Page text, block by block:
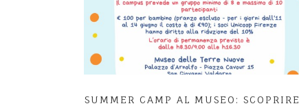
SUMMER CAMP AL MUSEO: SCOPRIRE